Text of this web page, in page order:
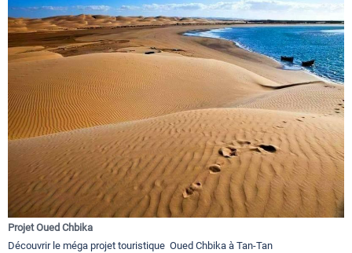
Projet Oued Chbika
Découvrir le méga projet touristique Oued Chbika à Tan-Tan